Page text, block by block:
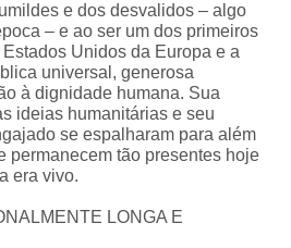
e dos desvalidos – algo
– e ao ser um dos primeiros
Unidos da Europa e a
universal, generosa
à dignidade humana. Sua
ideias humanitárias e seu
se espalharam para além
permanecem tão presentes hoje
era vivo.
LONGA E